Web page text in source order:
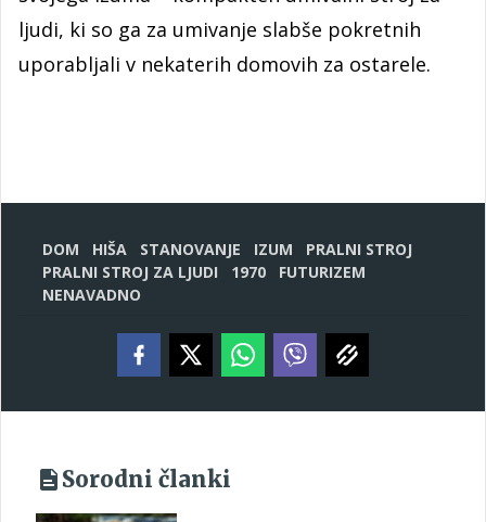
ljudi, ki so ga za umivanje slabše pokretnih
uporabljali v nekaterih domovih za ostarele.
DOM HIŠA STANOVANJE IZUM
PRALNI STROJ
PRALNI STROJ ZA LJUDI
1970
FUTURIZEM
NENAVADNO
Sorodni članki